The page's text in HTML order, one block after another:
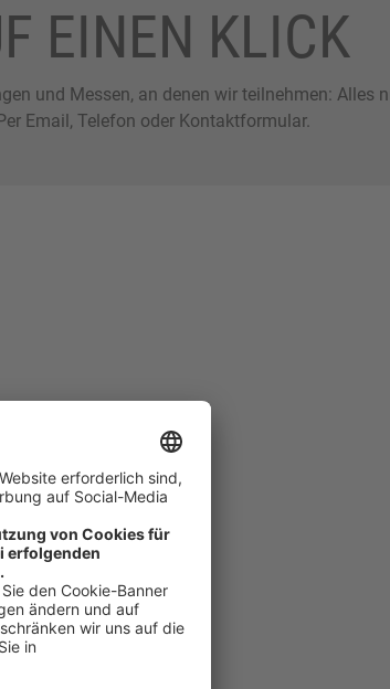
EINEN KLICK
und Messen, an denen wir teilnehmen: Alles
Email, Telefon oder Kontaktformular.